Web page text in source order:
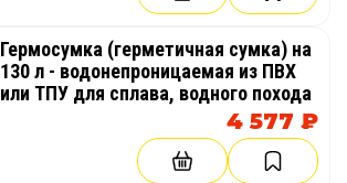
Гермосумка (герметичная сумка) на
130 л - водонепроницаемая из ПВХ
или ТПУ для сплава, водного похода
4 577 ₽